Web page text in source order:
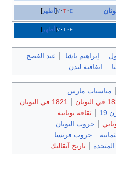
أظهر v t e
أظهر v t e
إبراهيم باشا
عيد الفصح
اتفاقية لندن
مناسبات مارس
1821 في اليونان
ثقافة يونانية
حروب اليونان
حروب فرنسا
تاريخ آيڤاليك